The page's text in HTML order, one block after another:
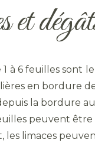
1 à 6 feuilles sont
en bordure
la bordure
peuvent
les limaces